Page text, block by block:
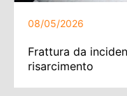
08/05/2026
Frattura da
risarcimento